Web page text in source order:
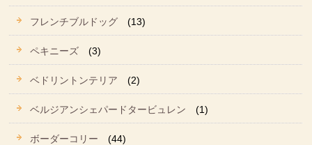
フレンチブルドッグ (13)
ペキニーズ (3)
ベドリントンテリア (2)
ベルジアンシェパードタービュレン (1)
ボーダーコリー (44)